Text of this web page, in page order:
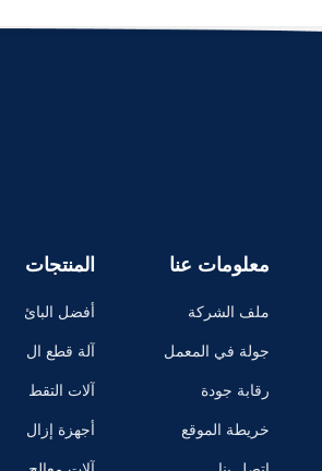
المنتجات
أفضل البائ
عين
آلة قطع ال
ماندرال
آلات التقط
يع
أجهزة إزال
ة الضغط ال
معلومات عنا
ملف الشركة
جولة في المعمل
رقابة جودة
خريطة الموقع